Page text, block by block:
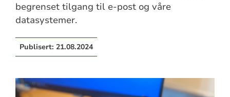
begrenset tilgang til e-post og våre
datasystemer.
Publisert: 21.08.2024